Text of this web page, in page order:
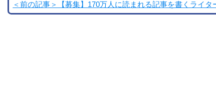
＜前の記事＞【募集】170万人に読まれる記事を書くライタ